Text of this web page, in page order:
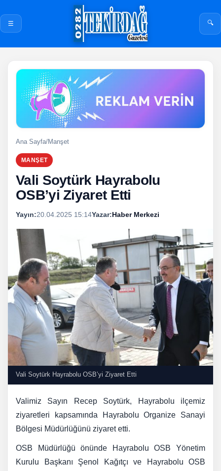
☰ 🔍
Ana Sayfa/Manşet
MANŞET
Vali Soytürk Hayrabolu
OSB’yi Ziyaret Etti
Yayın:20.04.2025 15:14Yazar:Haber Merkezi
Vali Soytürk Hayrabolu OSB’yi Ziyaret Etti
Valimiz Sayın Recep Soytürk, Hayrabolu ilçemiz
ziyaretleri kapsamında Hayrabolu Organize Sanayi
Bölgesi Müdürlüğünü ziyaret etti.
OSB Müdürlüğü önünde Hayrabolu OSB Yönetim
Kurulu Başkanı Şenol Kağıtçı ve Hayrabolu OSB